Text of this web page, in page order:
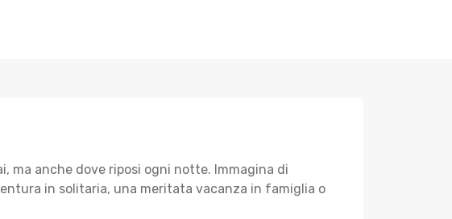
ma anche dove riposi ogni notte. Immagina di
in solitaria, una meritata vacanza in famiglia o